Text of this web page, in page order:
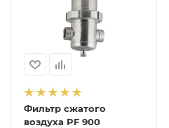
Фильтр сжатого
воздуха PF 900